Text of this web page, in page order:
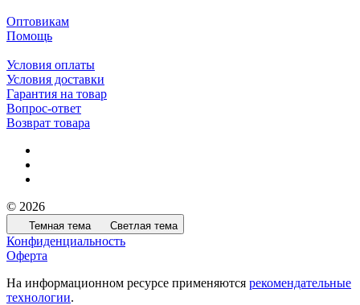
Оптовикам
Помощь
Условия оплаты
Условия доставки
Гарантия на товар
Вопрос-ответ
Возврат товара
© 2026
Темная тема Светлая тема
Конфиденциальность
Оферта
На информационном ресурсе применяются рекомендательные
технологии.